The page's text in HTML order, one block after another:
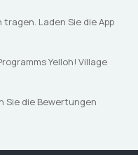
tragen. Laden Sie die App
Yelloh! Village
Sie die Bewertungen